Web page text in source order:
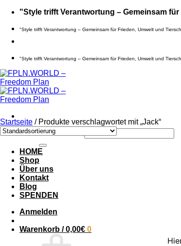
Zum
springen
"Style trifft Verantwortung – Gemeinsam
"Style trifft Verantwortung – Gemeinsam für Frieden, Umwelt und
"Style trifft Verantwortung – Gemeinsam für Frieden, Umwelt und
Suche nach:
HOME
Shop
Über uns
Kontakt
Blog
SPENDEN
Anmelden
Warenkorb /0,00€ 0
Startseite /Produkte verschlagwortet mit „Jack“